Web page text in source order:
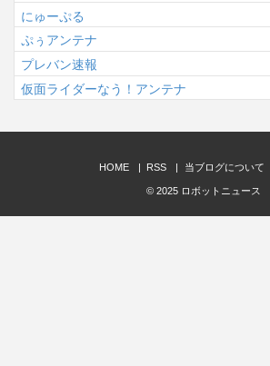
にゅーぷる
ぷぅアンテナ
プレバン速報
仮面ライダーなう！アンテナ
HOME RSS 当ブログについて
© 2025 ロボットニュース